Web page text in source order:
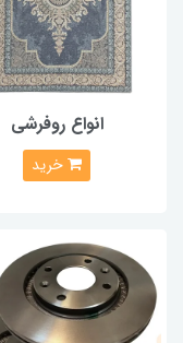
انواع روفرشی
خرید